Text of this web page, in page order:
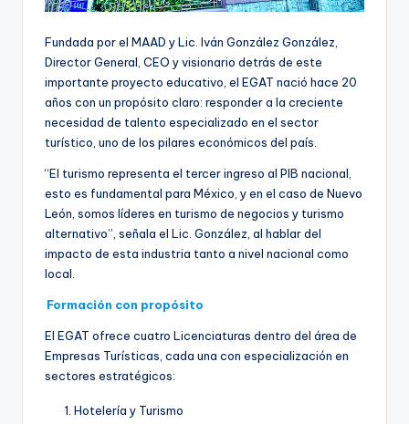
Fundada por el MAAD y Lic. Iván González González,
Director General, CEO y visionario detrás de este
importante proyecto educativo, el EGAT nació hace 20
años con un propósito claro: responder a la creciente
necesidad de talento especializado en el sector
turístico, uno de los pilares económicos del país.
“El turismo representa el tercer ingreso al PIB nacional,
esto es fundamental para México, y en el caso de Nuevo
León, somos líderes en turismo de negocios y turismo
alternativo”, señala el Lic. González, al hablar del
impacto de esta industria tanto a nivel nacional como
local.
Formación con propósito
El EGAT ofrece cuatro Licenciaturas dentro del área de
Empresas Turísticas, cada una con especialización en
sectores estratégicos:
Hotelería y Turismo